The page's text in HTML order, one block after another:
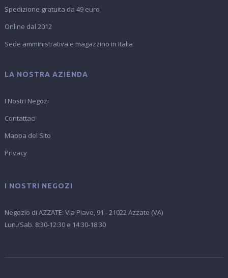
Spedizione gratuita da 49 euro
Online dal 2012
Sede amministrativa e magazzino in Italia
LA NOSTRA AZIENDA
I Nostri Negozi
Contattaci
Mappa del Sito
Privacy
I NOSTRI NEGOZI
Negozio di AZZATE: Via Piave, 91 - 21022 Azzate (VA)
Lun./Sab. 8:30-12:30 e 14:30-18:30